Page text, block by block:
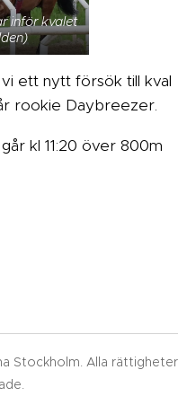
inför kvalet
ett nytt försök till kval
rookie Daybreezer.
kl 11:20 över 800m
Stockholm. Alla rättigheter